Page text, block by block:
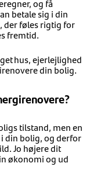
og få
betale sig i din
der føles rigtig for
fremtid.
hus, ejerlejlighed
din bolig.
tilstand, men en
din bolig, og derfor
Jo højere dit
økonomi og ud